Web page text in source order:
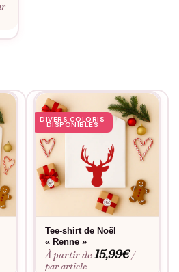
DIVERS COLORIS
DISPONIBLES
Tee-shirt de Noël
« Renne »
À partir de15,99€ /
par article